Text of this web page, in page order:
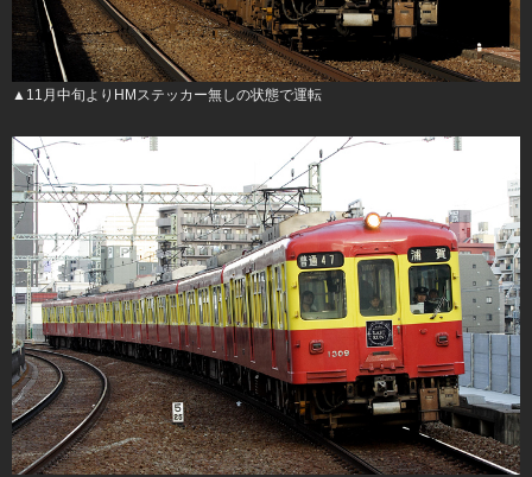
▲11月中旬よりHMステッカー無しの状態で運転